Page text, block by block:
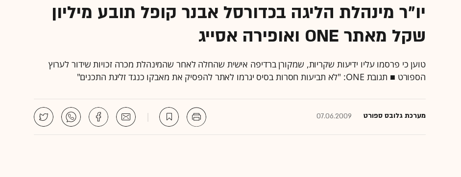
יו"ר מינהלת הליגה בכדורסל אבנר קופל תובע מיליון
שקל מאתר ONE ואופירה אסייג
טוען כי פרסמו עליו ידיעות שקריות, שמקורן ברדיפה אישית שהחלה לאחר שהמינהלת מכרה זכויות שידור לערוץ
הספורט ■ תגובת ONE: "לא תביעות חסרות בסיס יגרמו לאתר להפסיק את מאבקו כנגד זליגת התכנים"
מערכת גלובס ספורט 07.06.2009